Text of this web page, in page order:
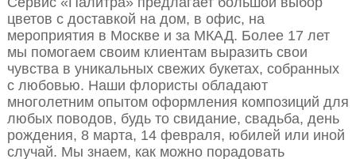
цветов с доставкой на дом, в офис, на
мероприятия в Москве и за МКАД. Более 17 лет
мы помогаем своим клиентам выразить свои
чувства в уникальных свежих букетах, собранных
с любовью. Наши флористы обладают
многолетним опытом оформления композиций для
любых поводов, будь то свидание, свадьба, день
рождения, 8 марта, 14 февраля, юбилей или иной
случай. Мы знаем, как можно порадовать